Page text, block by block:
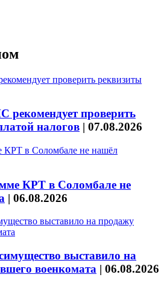
рекомендует проверить
налогов | 07.08.2026
КРТ в Соломбале не
| 06.08.2026
выставило на
военкомата | 06.08.2026